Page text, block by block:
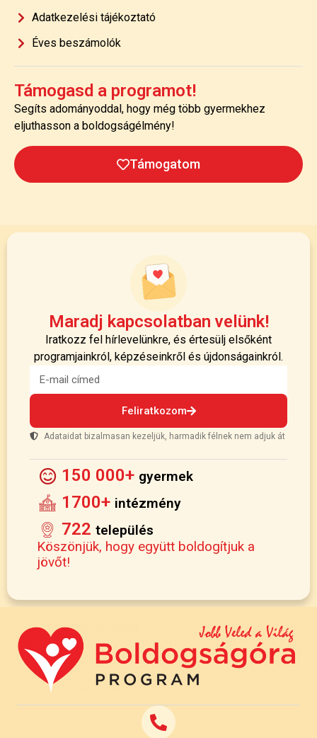
Adatkezelési tájékoztató
Éves beszámolók
Támogasd a programot!
Segíts adományoddal, hogy még több gyermekhez
eljuthasson a boldogságélmény!
Támogatom
Maradj kapcsolatban velünk!
Iratkozz fel hírlevelünkre, és értesülj elsőként
programjainkról, képzéseinkről és újdonságainkról.
Feliratkozom
Adataidat bizalmasan kezeljük, harmadik félnek nem adjuk át
150 000+ gyermek
1700+ intézmény
722 település
Köszönjük, hogy együtt boldogítjuk a
jövőt!